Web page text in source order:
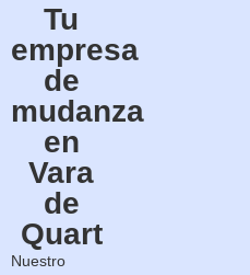
Tu
empresa
de
mudanza
en
Vara
de
Quart
Nuestro